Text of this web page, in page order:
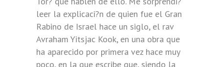
leer la explicaci?n de quien fue el Gran
Rabino de Israel hace un siglo, el rav
Avraham Yitsjac Kook, en una obra que
ha aparecido por primera vez hace muy
poco, en la que escribe que, siendo la